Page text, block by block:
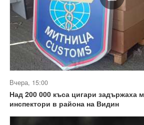
Вчера, 15:00
Над 200 000 къса цигари задържаха
инспектори в района на Видин